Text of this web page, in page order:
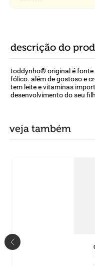
descrição do
toddynho® original é fonte
fólico. além de gostoso e
tem leite e vitaminas
desenvolvimento do seu
veja também